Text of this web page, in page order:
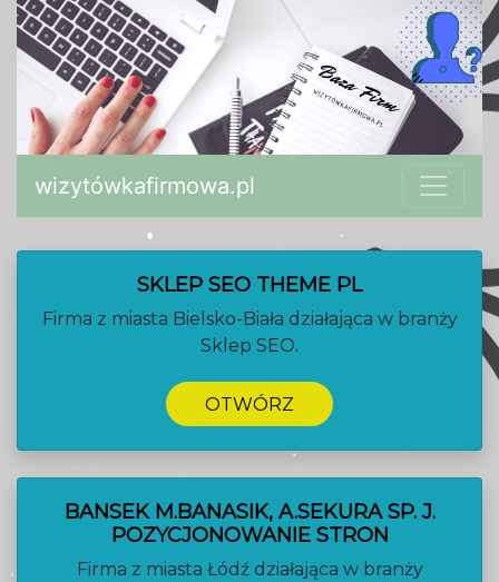
wizytówkafirmowa.pl
SKLEP SEO THEME PL
Firma z miasta Bielsko-Biała działająca w branży
Sklep SEO.
OTWÓRZ
BANSEK M.BANASIK, A.SEKURA SP. J.
POZYCJONOWANIE STRON
Firma z miasta Łódź działająca w branży